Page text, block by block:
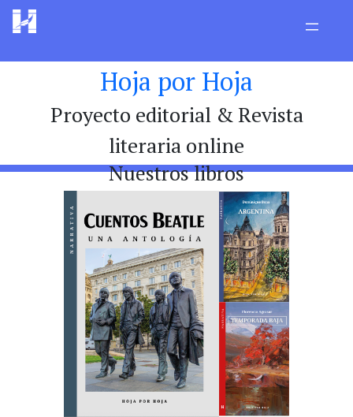
Hoja por Hoja
Proyecto editorial & Revista
literaria online
Nuestros libros